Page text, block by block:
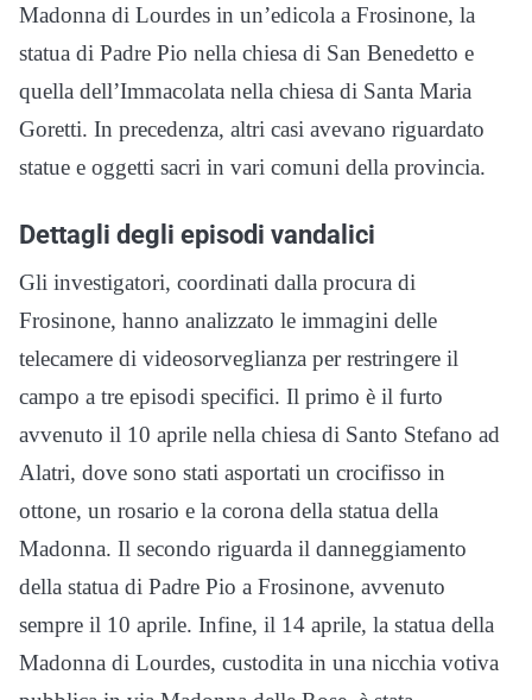
Madonna di Lourdes in un’edicola a Frosinone, la
statua di Padre Pio nella chiesa di San Benedetto e
quella dell’Immacolata nella chiesa di Santa Maria
Goretti. In precedenza, altri casi avevano riguardato
statue e oggetti sacri in vari comuni della provincia.
Dettagli degli episodi vandalici
Gli investigatori, coordinati dalla procura di
Frosinone, hanno analizzato le immagini delle
telecamere di videosorveglianza per restringere il
campo a tre episodi specifici. Il primo è il furto
avvenuto il 10 aprile nella chiesa di Santo Stefano ad
Alatri, dove sono stati asportati un crocifisso in
ottone, un rosario e la corona della statua della
Madonna. Il secondo riguarda il danneggiamento
della statua di Padre Pio a Frosinone, avvenuto
sempre il 10 aprile. Infine, il 14 aprile, la statua della
Madonna di Lourdes, custodita in una nicchia votiva